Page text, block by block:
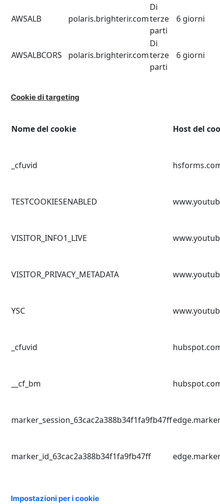
AWSALB polaris.brighterir.com
Di
terze
parti
6 giorni
AWSALBCORS polaris.brighterir.com
Di
terze
parti
6 giorni
Cookie di targeting
Nome del cookie Host del
_cfuvid
TESTCOOKIESENABLED
VISITOR_INFO1_LIVE
VISITOR_PRIVACY_METADATA
YSC
_cfuvid
__cf_bm
marker_session_63cac2a388b34f1fa9fb47ff
marker_id_63cac2a388b34f1fa9fb47ff
Impostazioni per i cookie